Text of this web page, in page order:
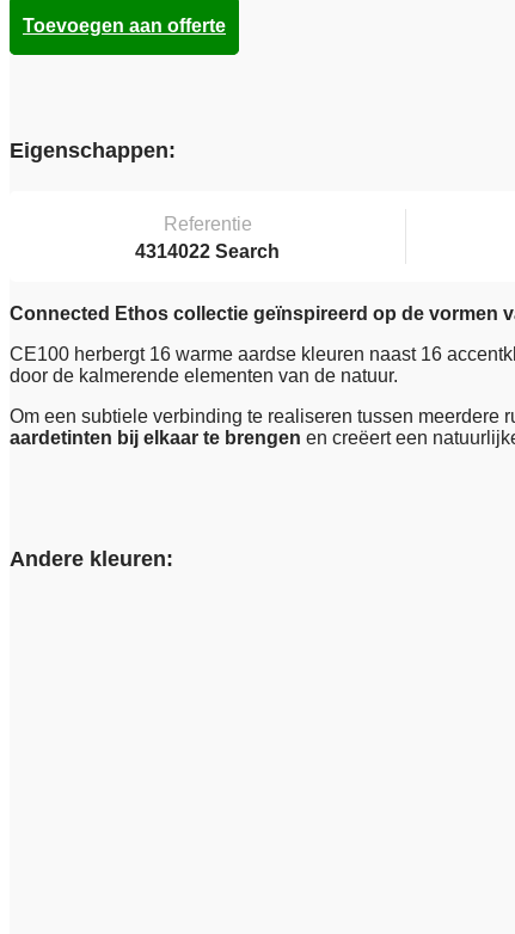
Toevoegen aan offerte
Eigenschappen:
Referentie
4314022 Search
Connected Ethos collectie geïnspireerd op de vormen
CE100 herbergt 16 warme aardse kleuren naast 16
door de kalmerende elementen van de natuur.
Om een subtiele verbinding te realiseren tussen meerdere
aardetinten bij elkaar te brengen en creëert een
Andere kleuren: